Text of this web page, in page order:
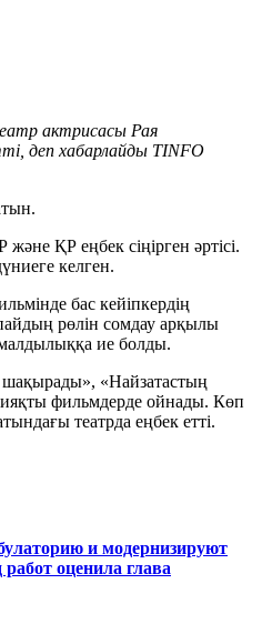
актрисасы Рая
деп хабарлайды TINFO
ҚР еңбек сіңірген әртісі.
келген.
бас кейіпкердің
рөлін сомдау арқылы
ие болды.
«Найзатастың
фильмдерде ойнады. Көп
театрда еңбек етті.
и модернизируют
оценила глава